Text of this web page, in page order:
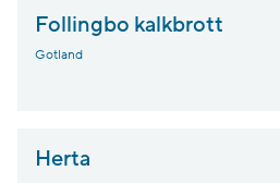
Follingbo kalkbrott
Gotland
Herta